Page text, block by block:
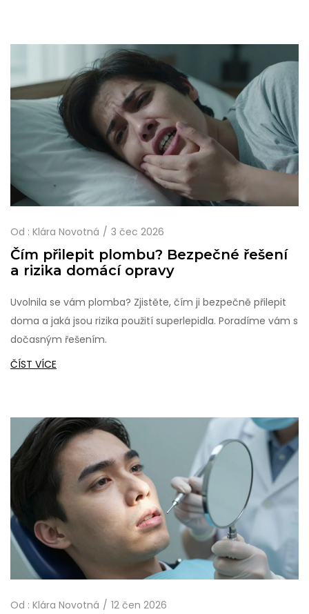
Od : Klára Novotná 3 čec 2026
Čím přilepit plombu? Bezpečné řešení
a rizika domácí opravy
Uvolnila se vám plomba? Zjistěte, čím ji bezpečně přilepit
doma a jaká jsou rizika použití superlepidla. Poradíme vám s
dočasným řešením.
ČÍST VÍCE
Od : Klára Novotná 12 čen 2026